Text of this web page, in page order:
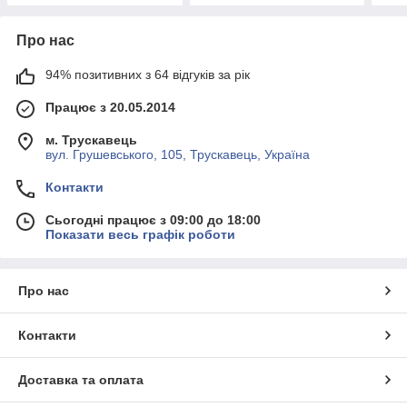
Про нас
94% позитивних з 64 відгуків за рік
Працює з 20.05.2014
м. Трускавець
вул. Грушевського, 105, Трускавець, Україна
Контакти
Сьогодні працює з 09:00 до 18:00
Показати весь графік роботи
Про нас
Контакти
Доставка та оплата